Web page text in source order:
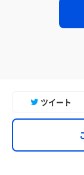
ツイート